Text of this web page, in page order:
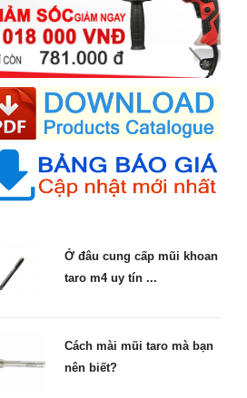
Ở đâu cung cấp mũi khoan
taro m4 uy tín ...
Cách mài mũi taro mà bạn
nên biết?